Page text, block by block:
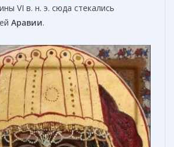
VI в. н. э. сюда стекались
Аравии.